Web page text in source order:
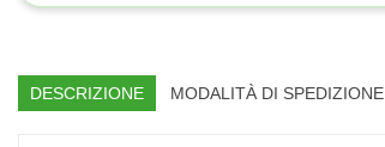
DESCRIZIONE MODALITÀ DI SPEDIZIONE